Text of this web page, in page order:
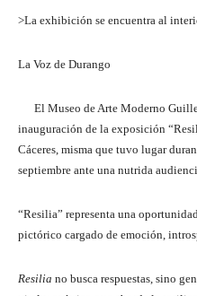
>La exhibición se encuentra al
La Voz de Durango
El Museo de Arte Moderno
inauguración de la exposición
Cáceres, misma que tuvo lugar
septiembre ante una nutrida
“Resilia” representa una
pictórico cargado de emoción,
Resilia no busca respuestas, sino